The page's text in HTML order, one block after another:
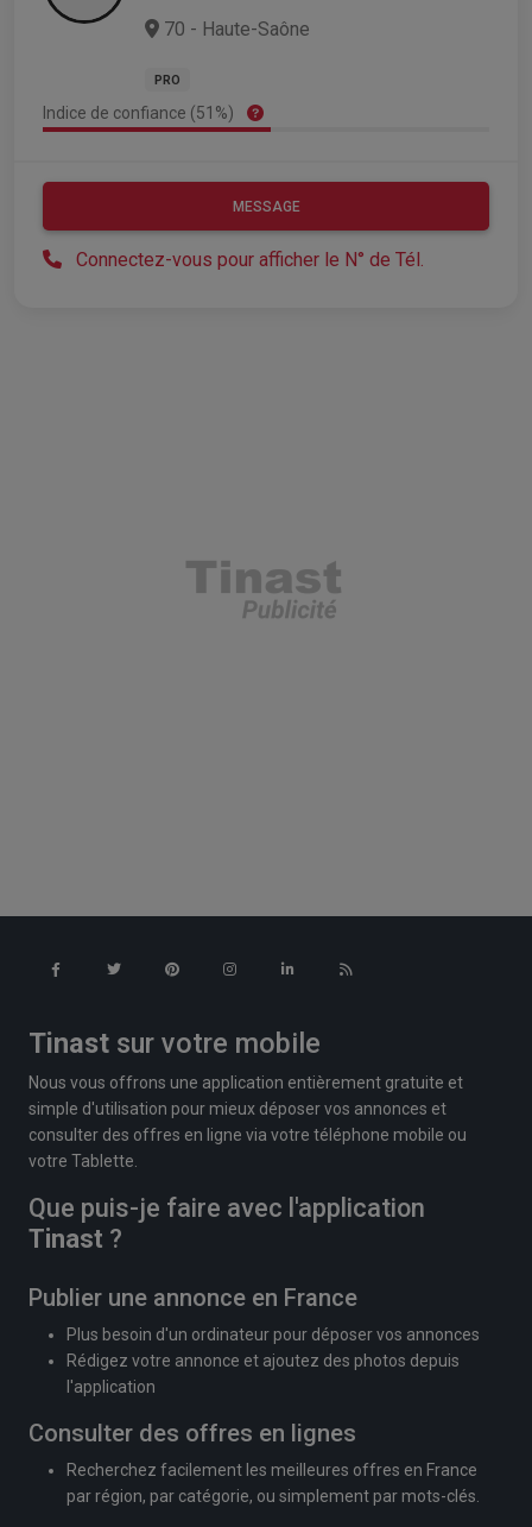
70 - Haute-Saône
PRO
Indice de confiance (51%)
MESSAGE
Connectez-vous pour afficher le N° de Tél.
Tinast sur votre mobile
Nous vous offrons une application entièrement gratuite et
simple d'utilisation pour mieux déposer vos annonces et
consulter des offres en ligne via votre téléphone mobile ou
votre Tablette.
Que puis-je faire avec l'application
Tinast ?
Publier une annonce en France
Plus besoin d'un ordinateur pour déposer vos annonces
Rédigez votre annonce et ajoutez des photos depuis
l'application
Consulter des offres en lignes
Recherchez facilement les meilleures offres en France
par région, par catégorie, ou simplement par mots-clés.